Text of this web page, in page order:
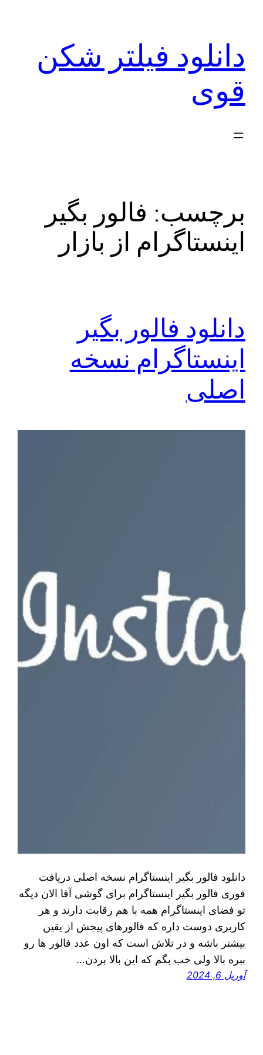
دانلود فیلتر شکن
قوی
برچسب: فالور بگیر
اینستاگرام از بازار
دانلود فالور بگیر
اینستاگرام نسخه
اصلی
دانلود فالور بگیر اینستاگرام نسخه اصلی دریافت
فوری فالور بگیر اینستاگرام برای گوشی آقا الان دیگه
تو فضای اینستاگرام همه با هم رقابت دارند و هر
کاربری دوست داره که فالورهای پیجش از یقین
بیشتر باشه و در تلاش است که اون عدد فالور ها رو
ببره بالا ولی خب بگم که این بالا بردن…
آوریل 6, 2024